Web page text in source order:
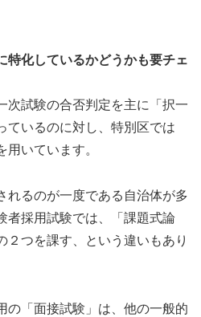
特化しているかどうかも要チェ
次試験の合否判定を主に「択一
ているのに対し、特別区では
用いています。
れるのが一度である自治体が多
者採用試験では、「課題式論
２つを課す、という違いもあり
の「面接試験」は、他の一般的